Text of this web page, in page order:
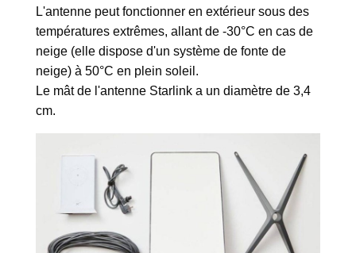
L'antenne peut fonctionner en extérieur sous des
températures extrêmes, allant de -30°C en cas de
neige (elle dispose d'un système de fonte de
neige) à 50°C en plein soleil.
Le mât de l'antenne Starlink a un diamètre de 3,4
cm.